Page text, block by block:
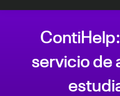
servicio de